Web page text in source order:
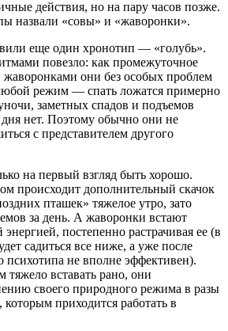
действия, но на пару часов позже.
назвали «совы» и «жаворонки».
еще один хронотип — «голубь».
повезло: как промежуточ­ное
они без особых проблем
режим — спать ложатся примерно
заметных спадов и подъе­мов
дня нет. По­этому обычно они не
с представителем другого
на первый взгляд быть хорошо.
происходит дополнительный скачок
пташек» тяжелое утро, зато
за день. А жаворон­ки встают
постепенно растрачивая ее (в
садиться все ниже, а уже после
психотипа не вполне эффек­тивен).
тяжело вставать рано, они
своего природного режима в разы
приходится работать в